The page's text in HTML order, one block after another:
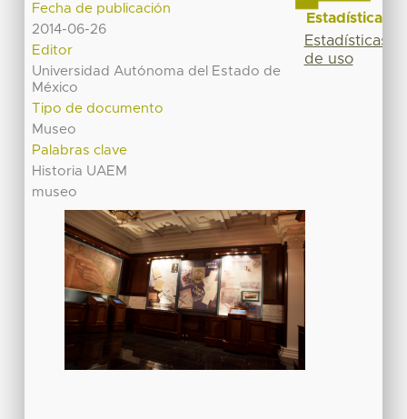
Fecha de publicación
2014-06-26
Editor
Universidad Autónoma del Estado de
México
Tipo de documento
Museo
Palabras clave
Historia UAEM
museo
Estadísticas
Estadísticas
de uso